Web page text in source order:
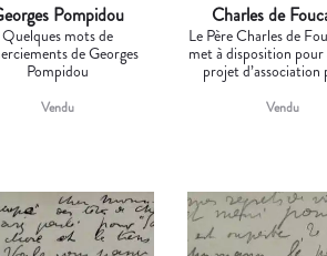
Pompidou
Quelques mots de
de Georges
Pompidou
Vendu
Charles de
Le Père Charles de
met à disposition pour
projet d’association
Vendu